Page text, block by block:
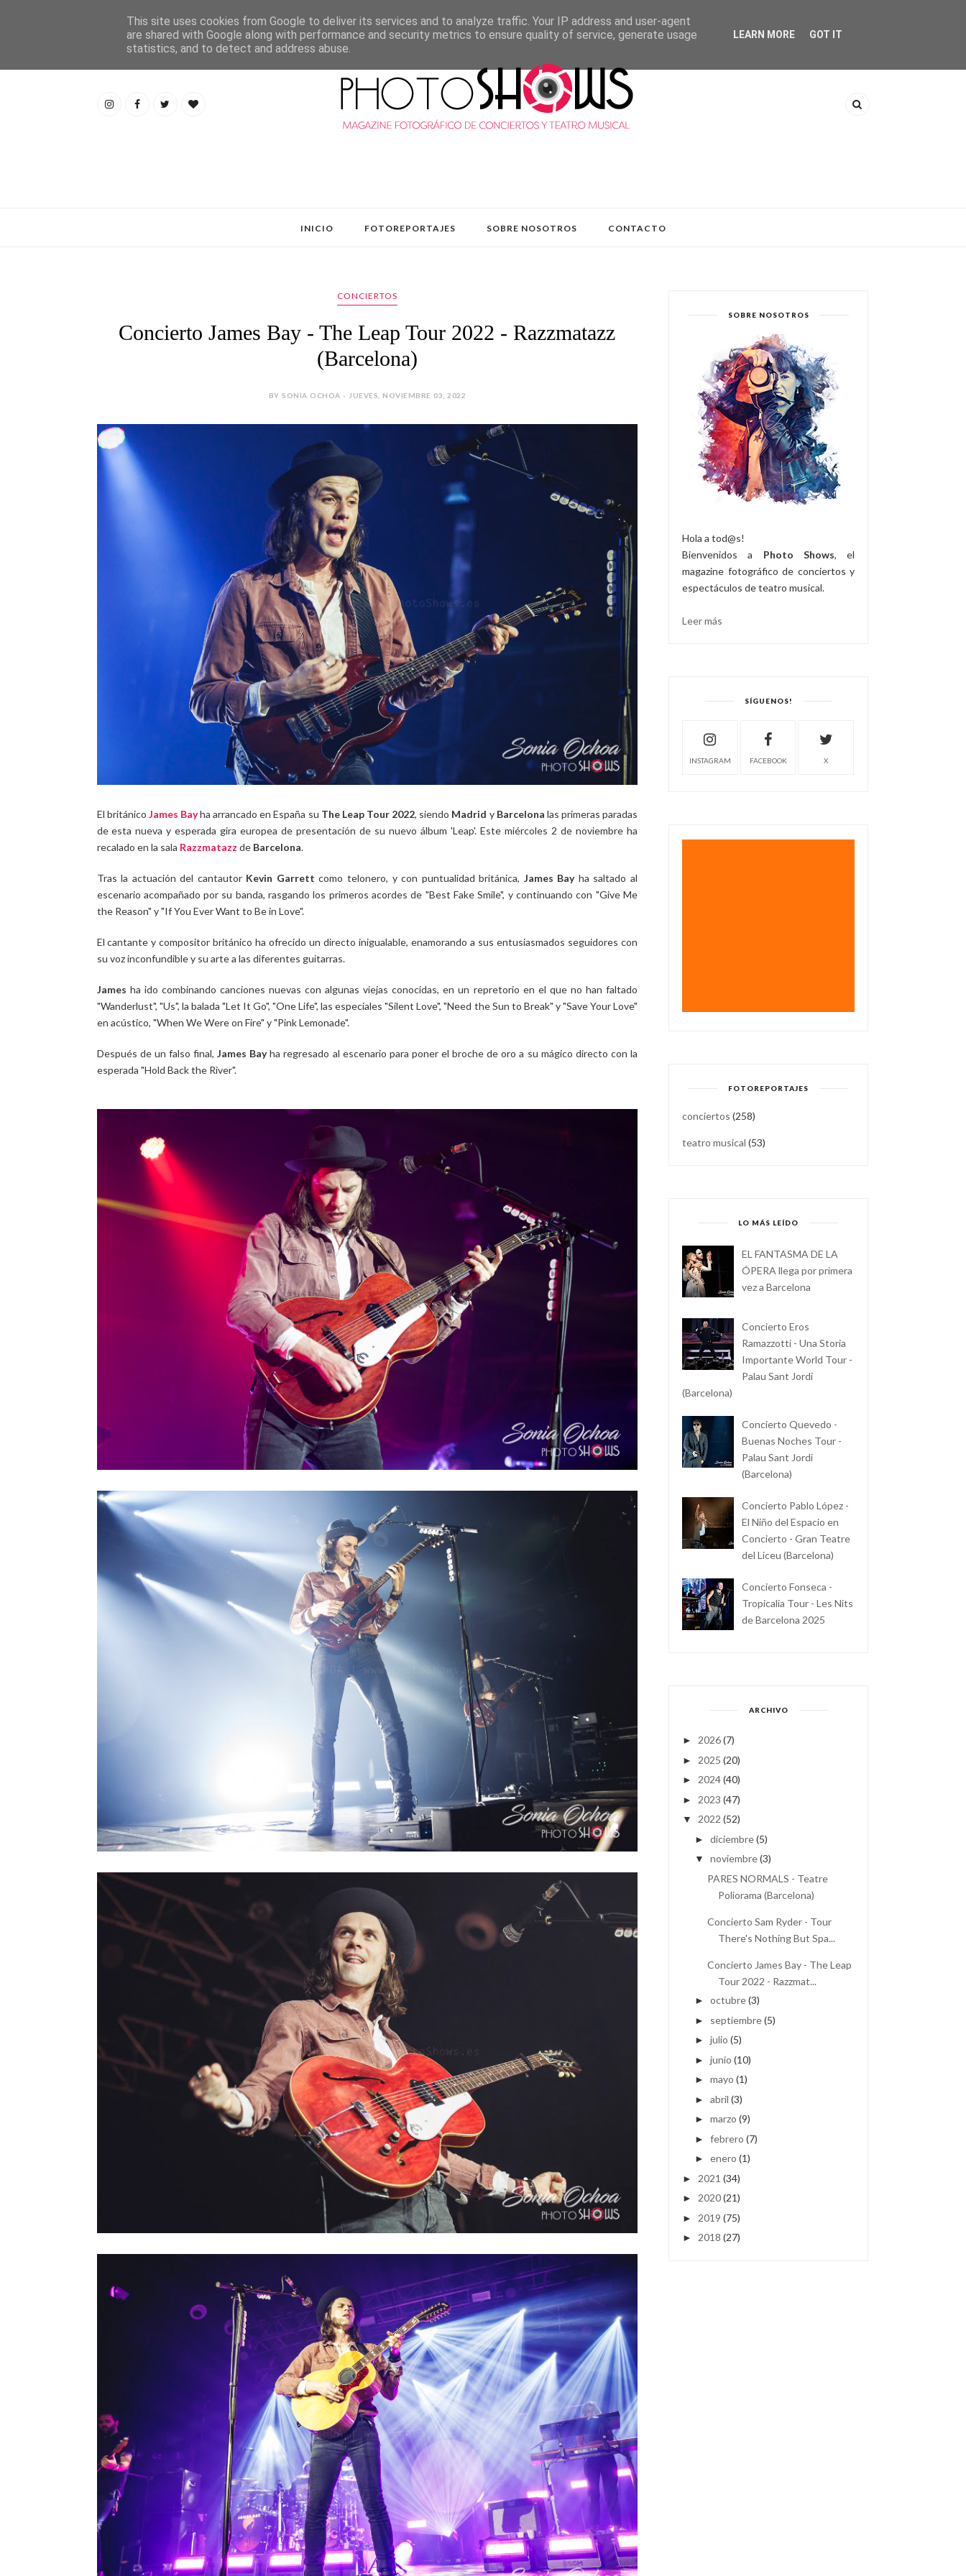
INICIO FOTOREPORTAJES SOBRE NOSOTROS CONTACTO
CONCIERTOS
Concierto James Bay - The Leap Tour 2022 - Razzmatazz
(Barcelona)
BY SONIA OCHOA - JUEVES, NOVIEMBRE 03, 2022
El británico James Bayha arrancado en España su The Leap Tour 2022, siendo Madrid y Barcelona las primeras paradas
de esta nueva y esperada gira europea de presentación de su nuevo álbum 'Leap'. Este miércoles 2 de noviembre ha
recalado en la sala Razzmatazz de Barcelona.
Tras la actuación del cantautor Kevin Garrett como telonero, y con puntualidad británica, James Bayha saltado al
escenario acompañado por su banda, rasgando los primeros acordes de "Best Fake Smile", y continuando con "Give Me
the Reason" y "If You Ever Want to Be in Love".
El cantante y compositor británico ha ofrecido un directo inigualable, enamorando a sus entusiasmados seguidores con
su voz inconfundible y su arte a las diferentes guitarras.
James ha ido combinando canciones nuevas con algunas viejas conocidas, en un repretorio en el que no han faltado
"Wanderlust", "Us", la balada "Let It Go", "One Life", las especiales "Silent Love", "Need the Sun to Break" y "Save Your Love"
en acústico, "When We Were on Fire" y "Pink Lemonade".
Después de un falso final,James Bayha regresado al escenario para poner el broche de oro a su mágico directo con la
esperada "Hold Back the River".
SOBRE NOSOTROS
Hola a tod@s!
Bienvenidos a Photo Shows, el
magazine fotográfico de conciertos y
espectáculos de teatro musical.
Leer más
SÍGUENOS!
INSTAGRAM FACEBOOK X
FOTOREPORTAJES
conciertos (258)
teatro musical (53)
LO MÁS LEÍDO
EL FANTASMA DE LA
ÓPERA llega por primera
vez a Barcelona
Concierto Eros
Ramazzotti - Una Storia
Importante World Tour -
Palau Sant Jordi
(Barcelona)
Concierto Quevedo -
Buenas Noches Tour -
Palau Sant Jordi
(Barcelona)
Concierto Pablo López -
El Niño del Espacio en
Concierto - Gran Teatre
del Liceu (Barcelona)
Concierto Fonseca -
Tropicalia Tour - Les Nits
de Barcelona 2025
ARCHIVO
► 2026(7)
► 2025 (20)
► 2024(40)
► 2023 (47)
▼ 2022 (52)
► diciembre(5)
▼ noviembre(3)
PARES NORMALS - Teatre
Poliorama (Barcelona)
Concierto Sam Ryder - Tour
There's Nothing But Spa...
Concierto James Bay - The Leap
Tour 2022 - Razzmat...
► octubre(3)
► septiembre(5)
► julio (5)
► junio (10)
► mayo (1)
► abril (3)
► marzo (9)
► febrero (7)
► enero (1)
► 2021 (34)
► 2020(21)
► 2019 (75)
► 2018 (27)
This site uses cookies from Google to deliver its services and to analyze traffic. Your IP address and user-agent
are shared with Google along with performance and security metrics to ensure quality of service, generate usage
statistics, and to detect and address abuse.
LEARN MORE GOT IT